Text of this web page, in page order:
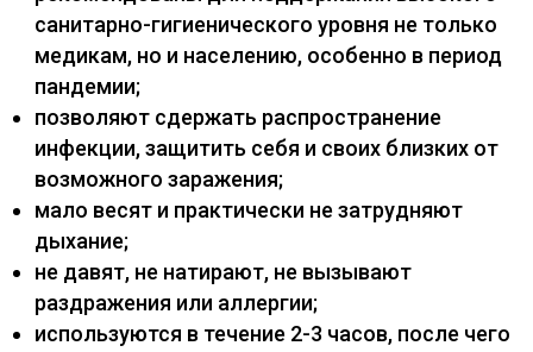
санитарно-гигиенического уровня не только
медикам, но и населению, особенно в период
пандемии;
позволяют сдержать распространение
инфекции, защитить себя и своих близких от
возможного заражения;
мало весят и практически не затрудняют
дыхание;
не давят, не натирают, не вызывают
раздражения или аллергии;
используются в течение 2-3 часов, после чего